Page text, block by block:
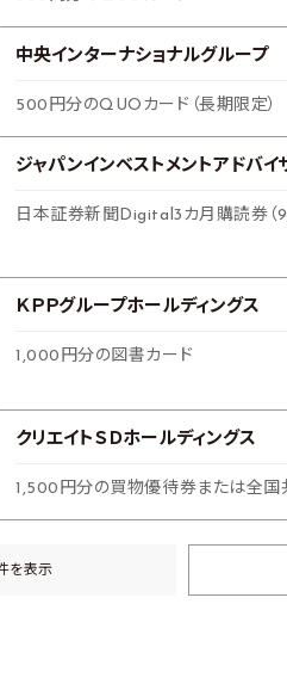
中央インターナショナルグループ
500円分のQUOカード（長期限定）
ジャパンインベストメントアドバイ
日本証券新聞Digital3カ月購読券（
ＫＰＰグループホールディングス
1,000円分の図書カード
クリエイトＳＤホールディングス
1,500円分の買物優待券または全国
を表示